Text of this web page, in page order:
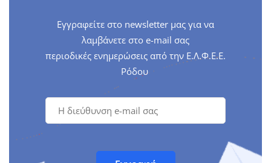
Εγγραφείτε στο newsletter μας για να
λαμβάνετε στο e-mail σας
περιοδικές ενημερώσεις από την Ε.Λ.Φ.Ε.Ε.
Ρόδου